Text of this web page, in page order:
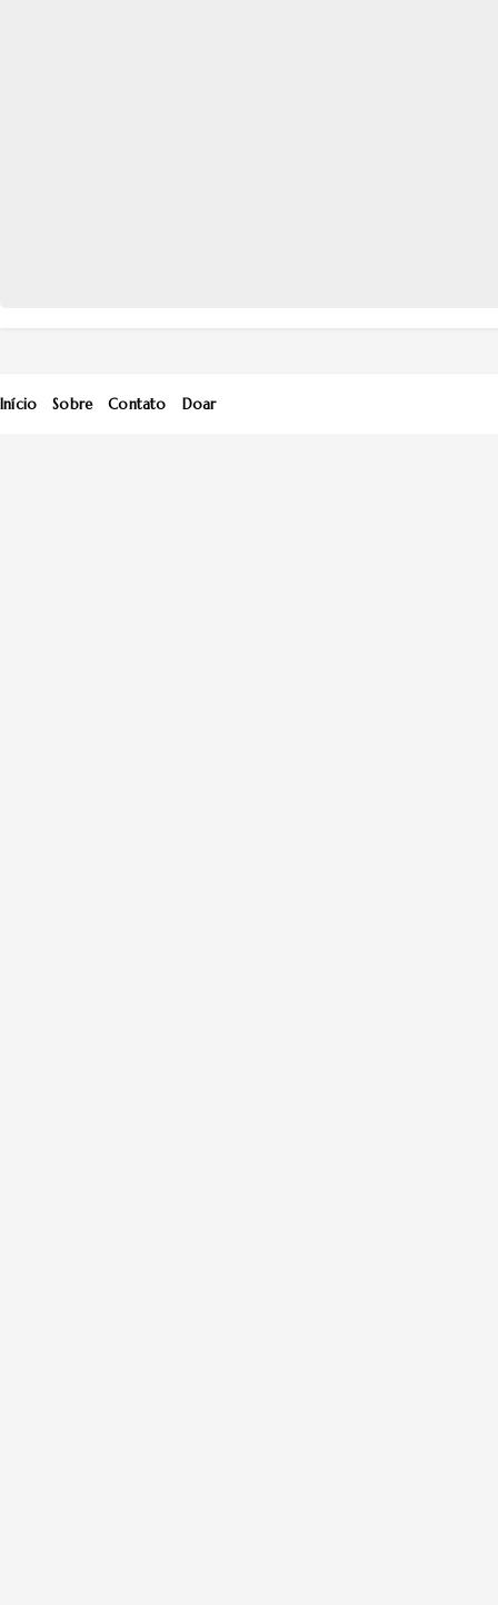
Início Sobre Contato Doar